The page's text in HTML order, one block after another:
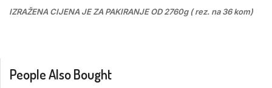
IZRAŽENA CIJENA JE ZA PAKIRANJE OD 2760g ( rez. na 36 kom)
People Also Bought